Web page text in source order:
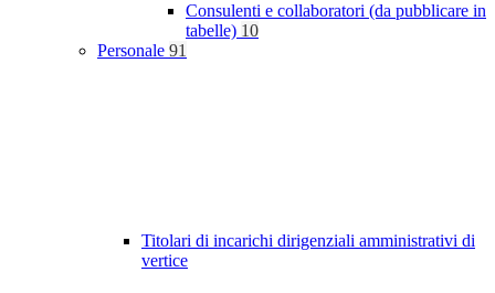
Consulenti e collaboratori (da pubblicare in
tabelle) 10
Personale 91
Titolari di incarichi dirigenziali amministrativi di
vertice